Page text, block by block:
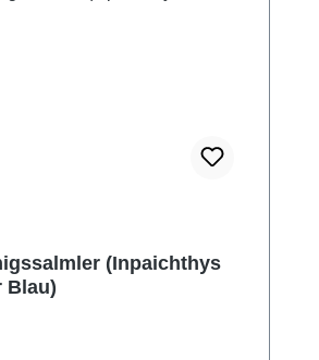
(Inpaichthys
Blau)